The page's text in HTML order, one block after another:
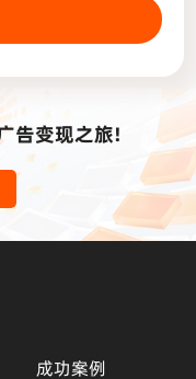
告变现之旅!
成功案例